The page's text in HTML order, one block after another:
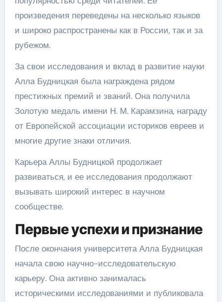
произведения переведены на несколько языков
и широко распространены как в России, так и за
рубежом.
За свои исследования и вклад в развитие науки
Алла Будницкая была награждена рядом
престижных премий и званий. Она получила
Золотую медаль имени Н. М. Карамзина, награду
от Европейской ассоциации историков евреев и
многие другие знаки отличия.
Карьера Аллы Будницкой продолжает
развиваться, и ее исследования продолжают
вызывать широкий интерес в научном
сообществе.
Первые успехи и признание
После окончания университета Алла Будницкая
начала свою научно-исследовательскую
карьеру. Она активно занималась
историческими исследованиями и публиковала